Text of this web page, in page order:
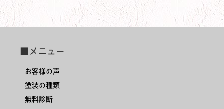
■メニュー
お客様の声
塗装の種類
無料診断